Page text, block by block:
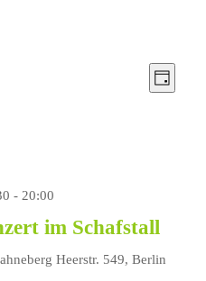
Tag
- 20:00
im Schafstall
Heerstr. 549, Berlin